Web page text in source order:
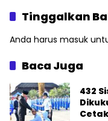
Tinggalkan
Anda harus masuk
Baca Juga
432